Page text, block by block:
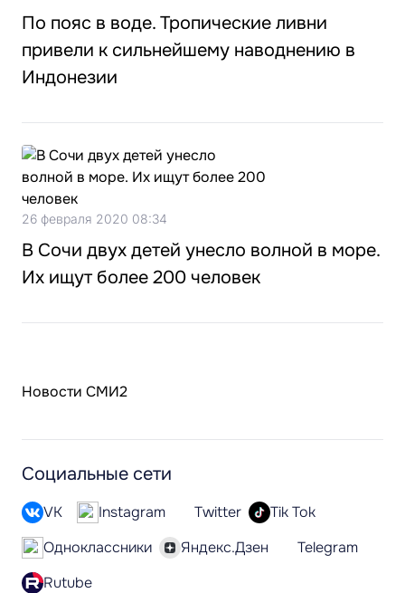
По пояс в воде. Тропические ливни
привели к сильнейшему наводнению в
Индонезии
26 февраля 2020 08:34
В Сочи двух детей унесло волной в море.
Их ищут более 200 человек
Новости СМИ2
Социальные сети
VK Instagram Twitter
Tik Tok
Одноклассники
Яндекс.Дзен
Telegram
Rutube